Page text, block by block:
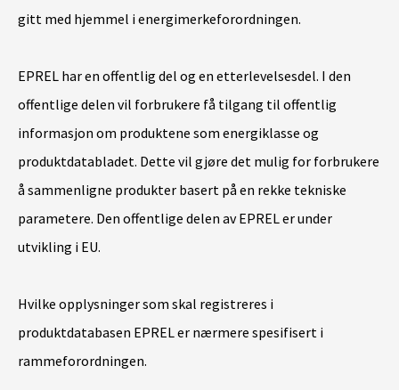
gitt med hjemmel i energimerkeforordningen.
EPREL har en offentlig del og en etterlevelsesdel. I den
offentlige delen vil forbrukere få tilgang til offentlig
informasjon om produktene som energiklasse og
produktdatabladet. Dette vil gjøre det mulig for forbrukere
å sammenligne produkter basert på en rekke tekniske
parametere. Den offentlige delen av EPREL er under
utvikling i EU.
Hvilke opplysninger som skal registreres i
produktdatabasen EPREL er nærmere spesifisert i
rammeforordningen.